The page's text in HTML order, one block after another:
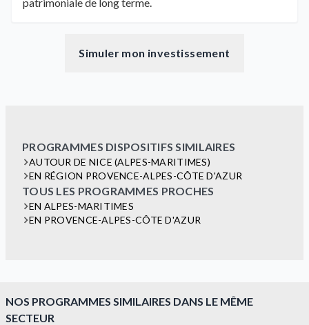
Simuler mon investissement
PROGRAMMES DISPOSITIFS SIMILAIRES
AUTOUR DE NICE (ALPES-MARITIMES)
EN RÉGION PROVENCE-ALPES-CÔTE D'AZUR
TOUS LES PROGRAMMES PROCHES
EN ALPES-MARITIMES
EN PROVENCE-ALPES-CÔTE D'AZUR
NOS PROGRAMMES SIMILAIRES DANS LE MÊME
SECTEUR